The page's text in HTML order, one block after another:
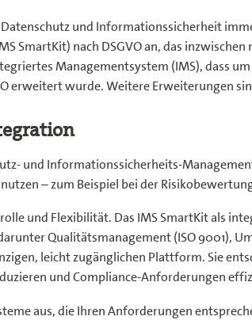
und Informationssicherheit
SmartKit) nach DSGVO an, das
Managementsystem (IMS), dass
erweitert wurde. Weitere Erweiterungen
und Informationssicherheits-
– zum Beispiel bei der
und Flexibilität. Das IMS SmartKit als
Qualitätsmanagement (ISO 9001),
leicht zugänglichen Plattform. Sie
und Compliance-Anforderungen
aus, die Ihren Anforderungen